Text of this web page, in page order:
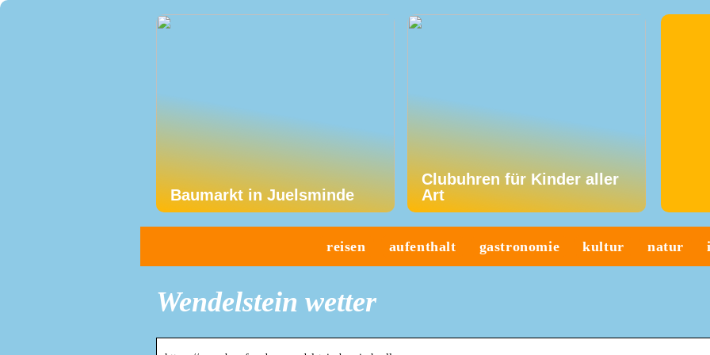
Baumarkt in Juelsminde
Clubuhren für Kinder aller
Art
reisen aufenthalt gastronomie kultur natur
Wendelstein wetter